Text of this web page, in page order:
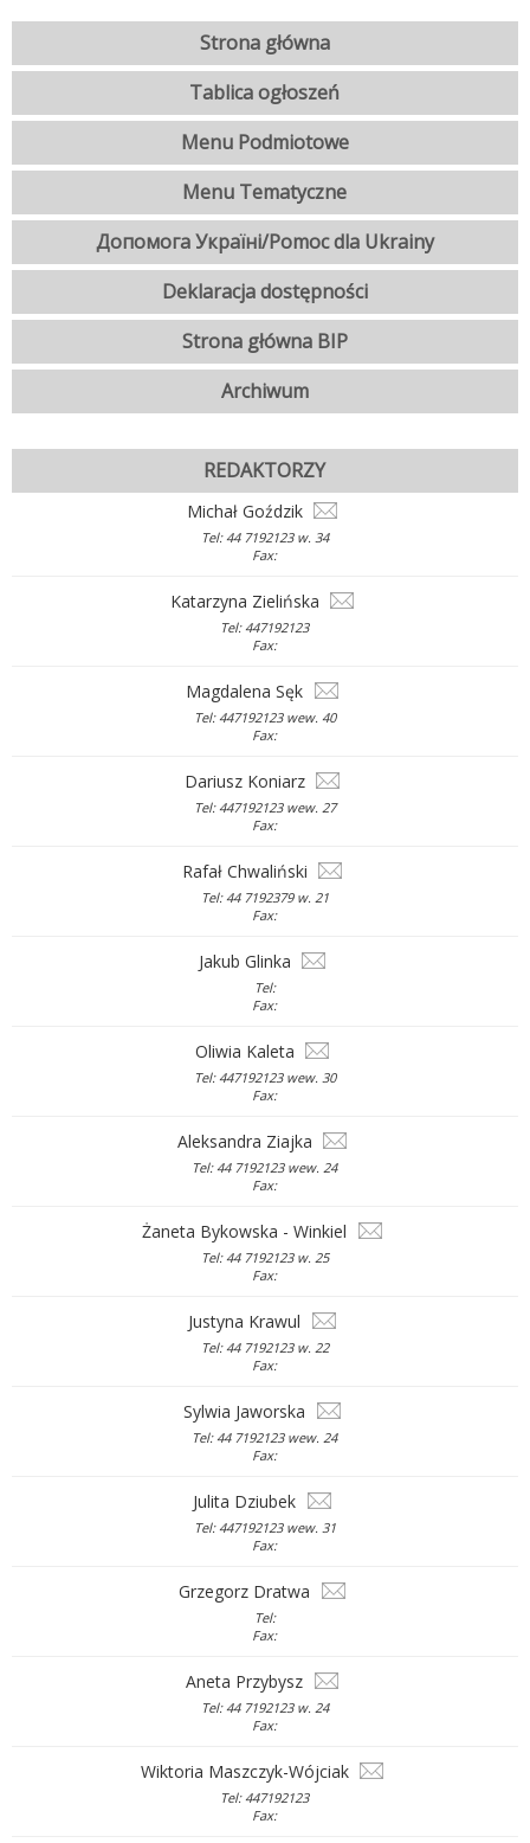
Strona główna
Tablica ogłoszeń
Menu Podmiotowe
Menu Tematyczne
Допомога Україні/Pomoc dla Ukrainy
Deklaracja dostępności
Strona główna BIP
Archiwum
REDAKTORZY
Michał Goździk
Tel: 44 7192123 w. 34
Fax:
Katarzyna Zielińska
Tel: 447192123
Fax:
Magdalena Sęk
Tel: 447192123 wew. 40
Fax:
Dariusz Koniarz
Tel: 447192123 wew. 27
Fax:
Rafał Chwaliński
Tel: 44 7192379 w. 21
Fax:
Jakub Glinka
Tel:
Fax:
Oliwia Kaleta
Tel: 447192123 wew. 30
Fax:
Aleksandra Ziajka
Tel: 44 7192123 wew. 24
Fax:
Żaneta Bykowska - Winkiel
Tel: 44 7192123 w. 25
Fax:
Justyna Krawul
Tel: 44 7192123 w. 22
Fax:
Sylwia Jaworska
Tel: 44 7192123 wew. 24
Fax:
Julita Dziubek
Tel: 447192123 wew. 31
Fax:
Grzegorz Dratwa
Tel:
Fax:
Aneta Przybysz
Tel: 44 7192123 w. 24
Fax:
Wiktoria Maszczyk-Wójciak
Tel: 447192123
Fax: